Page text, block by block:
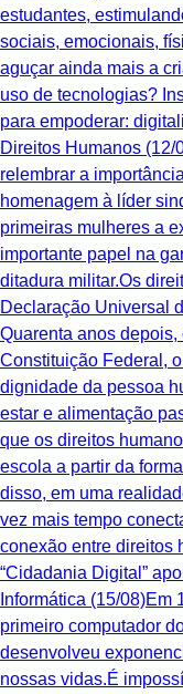
estudantes,
sociais, emocionais,
aguçar ainda mais a
uso de tecnologias?
para empoderar:
Direitos Humanos
relembrar a
homenagem à líder
primeiras mulheres a
importante papel na
ditadura militar.Os
Declaração Universal
Quarenta anos
Constituição Federal,
dignidade da pessoa
estar e alimentação
que os direitos
escola a partir da
disso, em uma
vez mais tempo
conexão entre direitos
“Cidadania Digital”
Informática (15/
primeiro computador
desenvolveu
nossas vidas.É